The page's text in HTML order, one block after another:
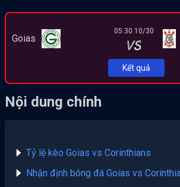
Goias
05:30 10/30
VS
Kết quả
Nội dung chính
Tỷ lệ kèo Goias vs Corinthians
Nhận định bóng đá Goias vs